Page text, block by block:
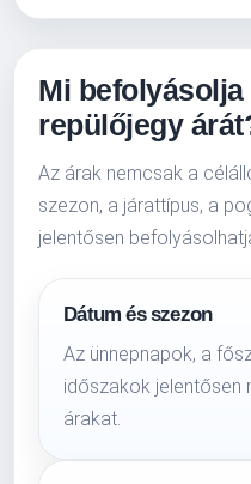
Mi
repülőjegy
Az árak nemcsak a
szezon, a járattípus, a
jelentősen
Dátum és szezon
Az ünnepnapok, a
időszakok jelentősen
árakat.